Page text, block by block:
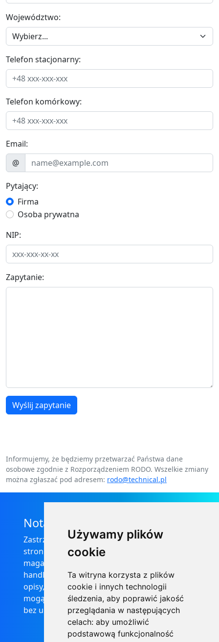
Używamy plików
cookie
Ta witryna korzysta z plików
cookie i innych technologii
śledzenia, aby poprawić jakość
przeglądania w następujących
celach: aby umożliwić
podstawową funkcjonalność
Województwo:
Telefon stacjonarny:
Telefon komórkowy:
Email:
@
Pytający:
Firma
Osoba prywatna
NIP:
Zapytanie:
Wyślij zapytanie
Informujemy, że będziemy przetwarzać Państwa dane
osobowe zgodnie z Rozporządzeniem RODO. Wszelkie zmiany
można zgłaszać pod adresem: rodo@technical.pl
Nota prawna
Zastrzega się, że informacje zamieszczone na
stronie internetowej https://informator-
magazynowy.technical.pl/ nie stanowią oferty
handlowej w rozumieniu prawa, ponadto
opisy, dane techniczne i pozostałe informacje
mogą ulec zmianie bez podania przyczyny i
bez uprzedzenia.